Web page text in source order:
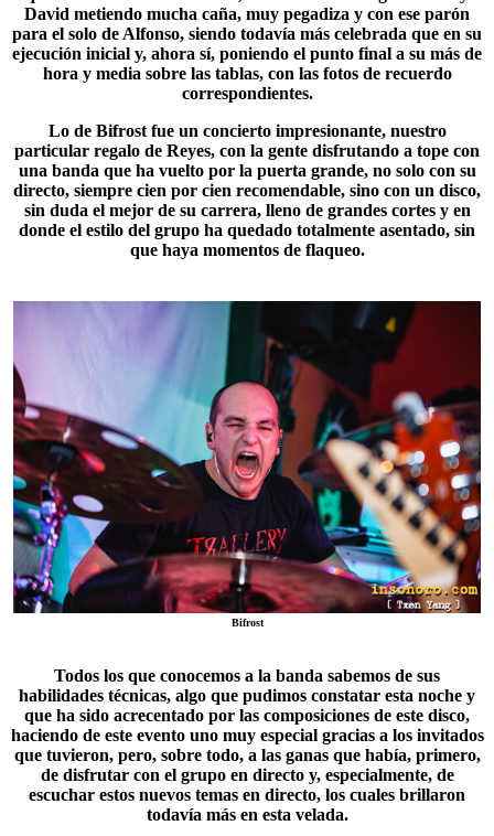
David metiendo mucha caña, muy pegadiza y con ese parón
para el solo de Alfonso, siendo todavía más celebrada que en su
ejecución inicial y, ahora sí, poniendo el punto final a su más de
hora y media sobre las tablas, con las fotos de recuerdo
correspondientes.
Lo de Bifrostfue un concierto impresionante, nuestro
particular regalo de Reyes, con la gente disfrutando a tope con
una banda que ha vuelto por la puerta grande, no solo con su
directo, siempre cien por cien recomendable, sino con un disco,
sin duda el mejor de su carrera, lleno de grandes cortes y en
donde el estilo del grupo ha quedado totalmente asentado, sin
que haya momentos de flaqueo.
Bifrost
Todos los que conocemos a la banda sabemos de sus
habilidades técnicas, algo que pudimos constatar esta noche y
que ha sido acrecentado por las composiciones de este disco,
haciendo de este evento uno muy especial gracias a los invitados
que tuvieron, pero, sobre todo, a las ganas que había, primero,
de disfrutar con el grupo en directo y, especialmente, de
escuchar estos nuevos temas en directo, los cuales brillaron
todavía más en esta velada.